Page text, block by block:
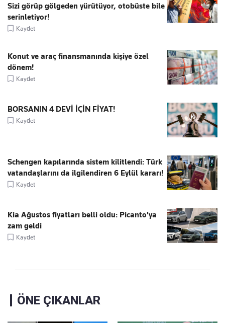
Sizi görüp gölgeden yürütüyor, otobüste bile
serinletiyor!
Kaydet
Konut ve araç finansmanında kişiye özel
dönem!
Kaydet
BORSANIN 4 DEVİ İÇİN FİYAT!
Kaydet
Schengen kapılarında sistem kilitlendi: Türk
vatandaşlarını da ilgilendiren 6 Eylül kararı!
Kaydet
Kia Ağustos fiyatları belli oldu: Picanto'ya
zam geldi
Kaydet
ÖNE ÇIKANLAR